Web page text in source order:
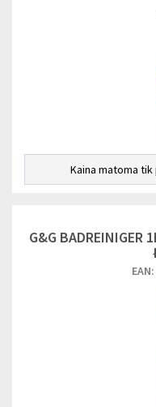
Kaina matoma
G&G BADREINIGER